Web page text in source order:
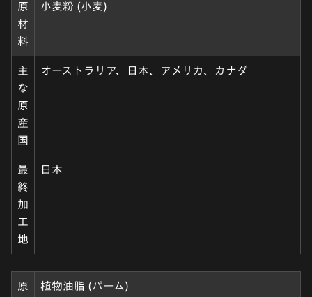
原
材
料
小麦粉 (小麦)
主
な
原
産
国
オーストラリア、日本、アメリカ、カナダ
最
終
加
工
地
日本
原 植物油脂 (パーム)